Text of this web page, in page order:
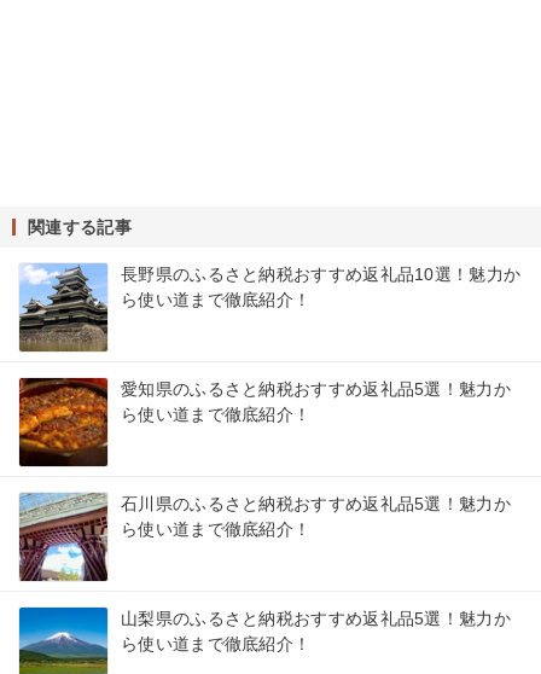
関連する記事
長野県のふるさと納税おすすめ返礼品10選！魅力か
ら使い道まで徹底紹介！
愛知県のふるさと納税おすすめ返礼品5選！魅力か
ら使い道まで徹底紹介！
石川県のふるさと納税おすすめ返礼品5選！魅力か
ら使い道まで徹底紹介！
山梨県のふるさと納税おすすめ返礼品5選！魅力か
ら使い道まで徹底紹介！